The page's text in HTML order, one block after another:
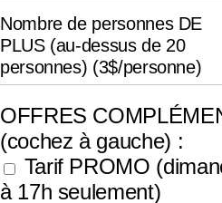
Nombre de personnes DE
PLUS (au-dessus de 20
personnes) (3$/personne)
OFFRES
(cochez à gauche) :
Tarif PROMO
à 17h seulement)